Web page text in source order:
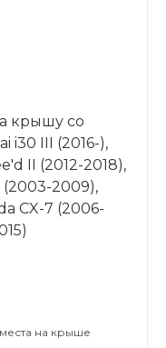
крышу со
i30 III (2016-),
II (2012-2018),
(2003-2009),
CX-7 (2006-
на крыше